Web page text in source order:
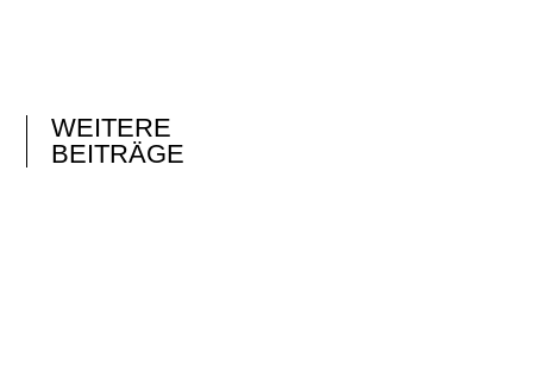
WEITERE
BEITRÄGE